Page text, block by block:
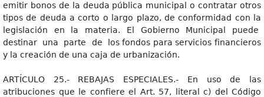
emitir bonos de la deuda pública municipal o contratar otros
tipos de deuda a corto o largo plazo, de conformidad con la
legislación en la materia. El Gobierno Municipal puede
destinar una parte de los fondos para servicios financieros
y la creación de una caja de urbanización.
ARTÍCULO 25.- REBAJAS ESPECIALES.- En uso de las
atribuciones que le confiere el Art. 57, literal c) del Código